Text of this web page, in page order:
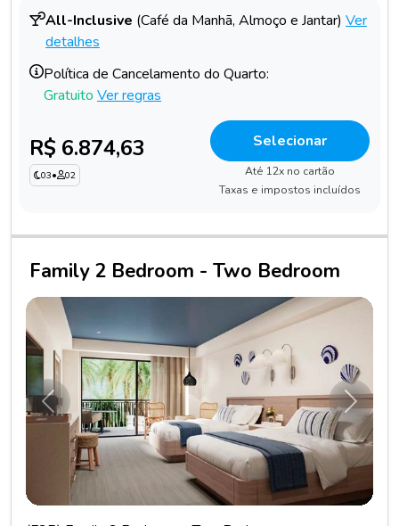
All-Inclusive (Café da Manhã, Almoço e Jantar) Ver
detalhes
Política de Cancelamento do Quarto:
Gratuito Ver regras
R$ 6.874,63
03• 02
Selecionar
Até 12x no cartão
Taxas e impostos incluídos
Family 2 Bedroom - Two Bedroom
Anterior